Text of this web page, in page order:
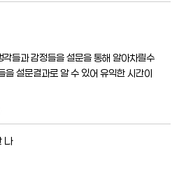
들과 감정들을 설문을 통해 알아차릴수
을 설문결과로 알 수 있어 유익한 시간이
나